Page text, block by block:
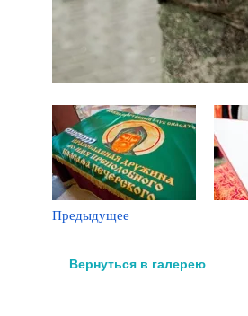
Предыдущее
Вернуться в галерею